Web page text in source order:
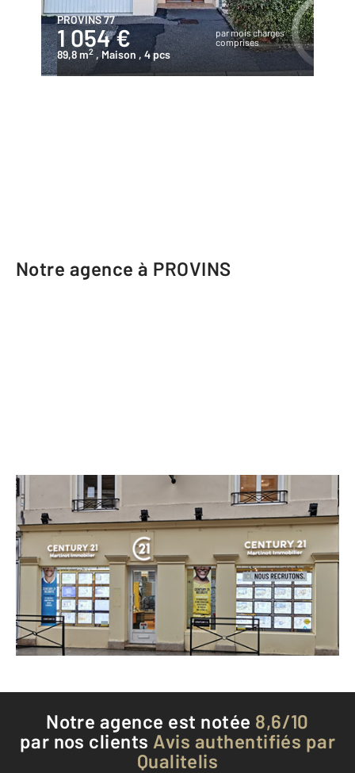
PROVINS 77
1 054 €
par mois charges
comprises
89,8 m2 , Maison , 4 pcs
Notre agence à PROVINS
CENTURY 21 Martinot Immobilier
1 rue de la Cordonnerie
PROVINS - 77160
Envoyer un message
Téléphoner à l'agence
Notre agence est notée 8,6/10
par nos clients Avis authentifiés par
Qualitelis